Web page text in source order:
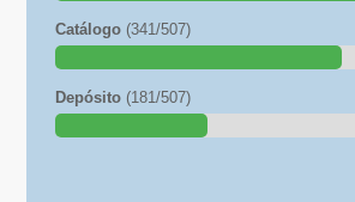
Catálogo (341/507)
Depósito (181/507)